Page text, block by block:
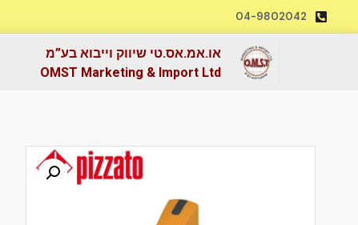
04-9802042
או.אמ.אס.טי שיווק וייבוא בע”מ
OMST Marketing & Import Ltd